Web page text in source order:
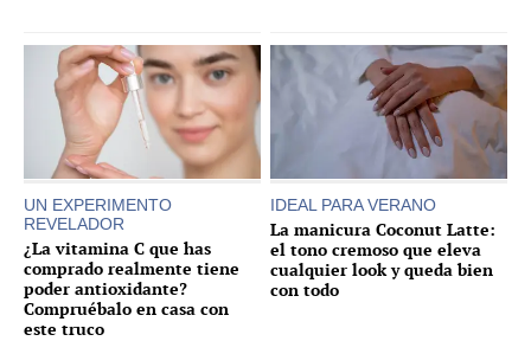
UN EXPERIMENTO
REVELADOR
¿La vitamina C que has
comprado realmente tiene
poder antioxidante?
Compruébalo en casa con
este truco
IDEAL PARA VERANO
La manicura Coconut Latte:
el tono cremoso que eleva
cualquier look y queda bien
con todo